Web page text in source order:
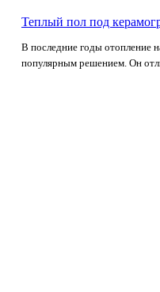
Теплый пол под
В последние годы отопление
популярным решением. Он